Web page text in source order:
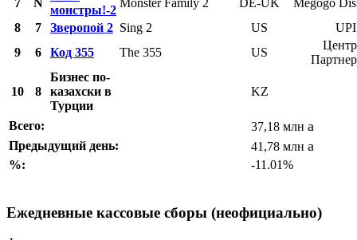
монстры!-2
8
7 Зверопой 2 Sing 2 US
UPI
9
6 Код 355 The 355 US
10 8
Бизнес по-
казахски в
Турции
KZ
Всего: 37,18 млн a
Предыдущий день: 41,78 млн a
%: -11.01%
Ежедневные кассовые сборы (неофициально)